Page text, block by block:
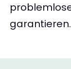
garantieren.